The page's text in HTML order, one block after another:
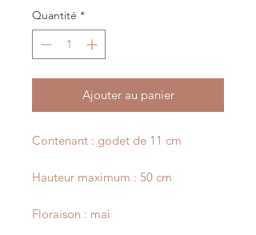
Quantité *
Ajouter au panier
Contenant : godet de 11 cm
Hauteur maximum : 50 cm
Floraison : mai